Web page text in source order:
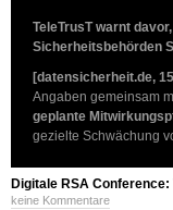
TeleTrusT warnt
Sicherheitsbehörden
[datensicherheit.de,
Angaben gemeinsam
geplante
gezielte Schwächung
Digitale RSA
keine Kommentare